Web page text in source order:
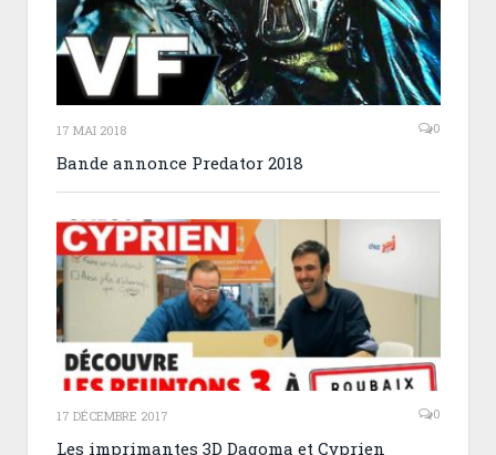
17 MAI 2018 0
Bande annonce Predator 2018
17 DÉCEMBRE 2017 0
Les imprimantes 3D Dagoma et Cyprien